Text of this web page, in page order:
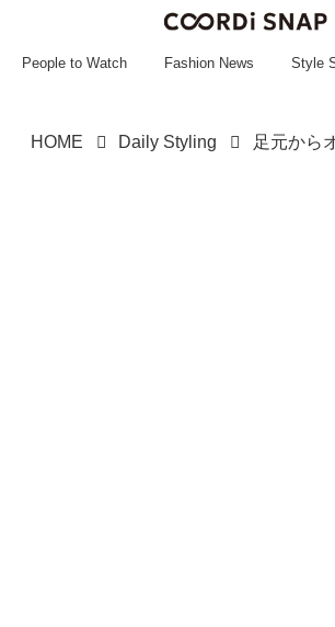
~~~~~~~~~~~
People to Watch Fashion News Style
HOME Daily Styling